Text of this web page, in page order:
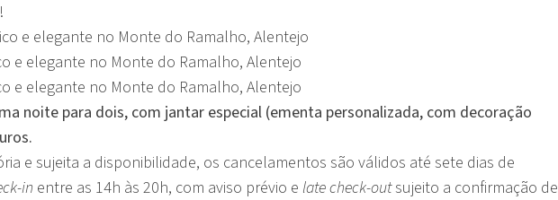
noite para dois, com jantar especial (ementa personalizada, com decoração
e sujeita a disponibilidade, os cancelamentos são válidos até sete dias de
in entre as 14h às 20h, com aviso prévio e late check-outsujeito a confirmação de